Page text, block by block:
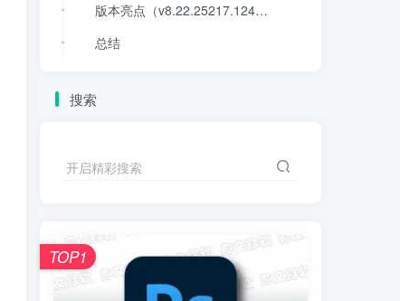
版本亮点（v8.22.25217.12451更新）
总结
搜索
开启精彩搜索
TOP1